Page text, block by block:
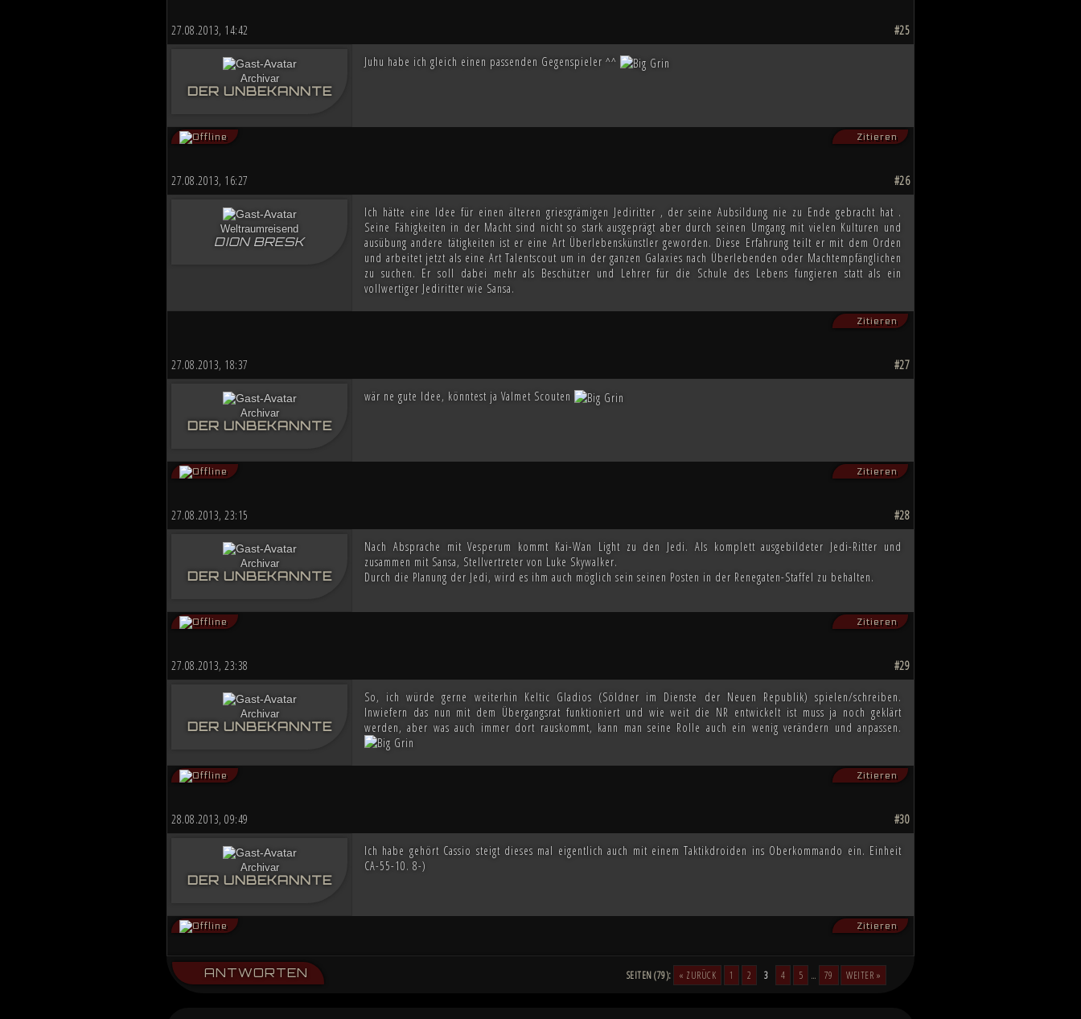
#25
27.08.2013, 14:42
Archivar
DER UNBEKANNTE
Juhu habe ich gleich einen passenden Gegenspieler ^^
Zitieren
#26
27.08.2013, 16:27
Weltraumreisend
DION BRESK
Ich hätte eine Idee für einen älteren griesgrämigen Jediritter , der seine Aubsildung nie zu Ende gebracht hat .
Seine Fähigkeiten in der Macht sind nicht so stark ausgeprägt aber durch seinen Umgang mit vielen Kulturen und
ausübung andere tätigkeiten ist er eine Art Überlebenskünstler geworden. Diese Erfahrung teilt er mit dem Orden
und arbeitet jetzt als eine Art Talentscout um in der ganzen Galaxies nach Überlebenden oder Machtempfänglichen
zu suchen. Er soll dabei mehr als Beschützer und Lehrer für die Schule des Lebens fungieren statt als ein
vollwertiger Jediritter wie Sansa.
Zitieren
#27
27.08.2013, 18:37
Archivar
DER UNBEKANNTE
wär ne gute Idee, könntest ja Valmet Scouten
Zitieren
#28
27.08.2013, 23:15
Archivar
DER UNBEKANNTE
Nach Absprache mit Vesperum kommt Kai-Wan Light zu den Jedi. Als komplett ausgebildeter Jedi-Ritter und
zusammen mit Sansa, Stellvertreter von Luke Skywalker.
Durch die Planung der Jedi, wird es ihm auch möglich sein seinen Posten in der Renegaten-Staffel zu behalten.
Zitieren
#29
27.08.2013, 23:38
Archivar
DER UNBEKANNTE
So, ich würde gerne weiterhin Keltic Gladios (Söldner im Dienste der Neuen Republik) spielen/schreiben.
Inwiefern das nun mit dem Übergangsrat funktioniert und wie weit die NR entwickelt ist muss ja noch geklärt
werden, aber was auch immer dort rauskommt, kann man seine Rolle auch ein wenig verändern und anpassen.
Zitieren
#30
28.08.2013, 09:49
Archivar
DER UNBEKANNTE
Ich habe gehört Cassio steigt dieses mal eigentlich auch mit einem Taktikdroiden ins Oberkommando ein. Einheit
CA-55-10. 8-)
Zitieren
ANTWORTEN SEITEN (79): « ZURÜCK 1 2 3 4 5 … 79 WEITER »